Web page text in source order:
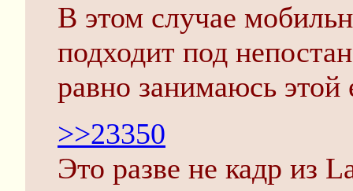
В этом случае
подходит под
равно занимаюсь этой
>>23350
Это разве не кадр из